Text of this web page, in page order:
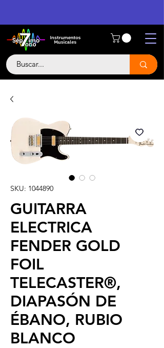
SKU: 1044890
GUITARRA
ELECTRICA
FENDER GOLD
FOIL
TELECASTER®,
DIAPASÓN DE
ÉBANO, RUBIO
BLANCO